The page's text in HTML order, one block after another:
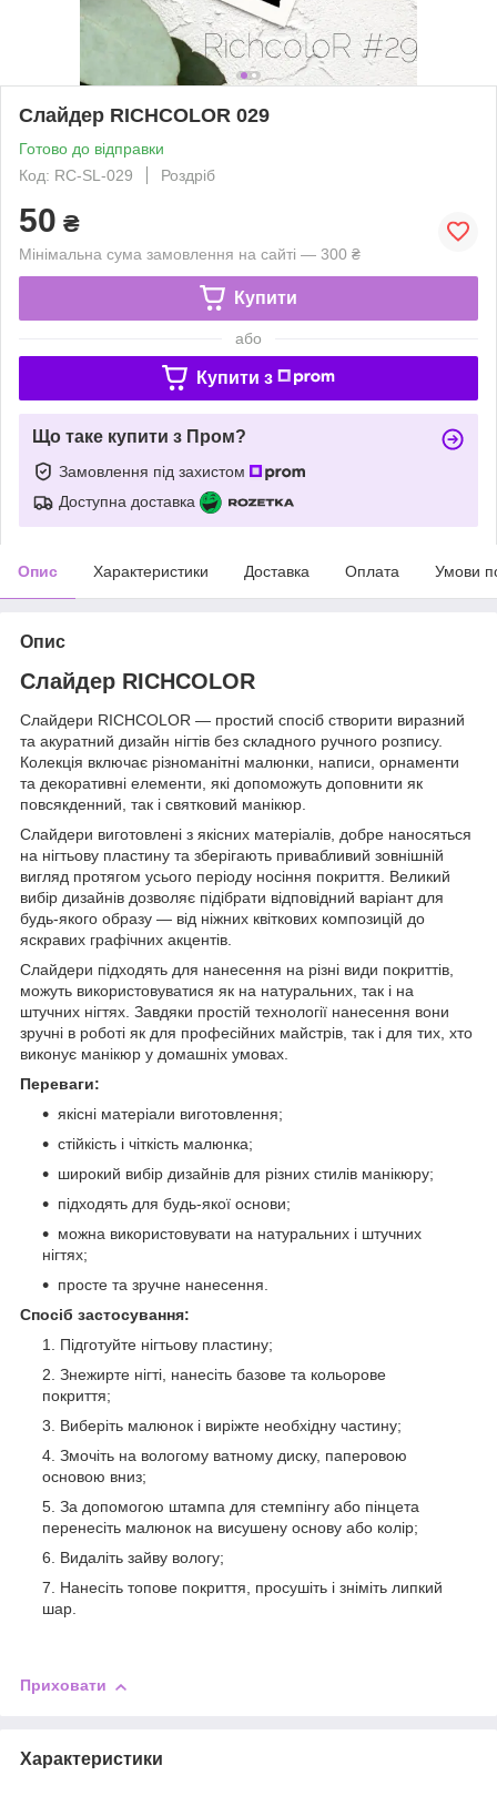
Слайдер RICHCOLOR 029
Готово до відправки
Код: RC-SL-029
Роздріб
50 ₴
Мінімальна сума замовлення на сайті — 300 ₴
Купити
або
Купити з
Що таке купити з Пром?
Замовлення під захистом
Доступна доставка
Опис Характеристики Доставка Оплата Умови
Опис
Слайдер RICHCOLOR
Слайдери RICHCOLOR — простий спосіб створити виразний
та акуратний дизайн нігтів без складного ручного розпису.
Колекція включає різноманітні малюнки, написи, орнаменти
та декоративні елементи, які допоможуть доповнити як
повсякденний, так і святковий манікюр.
Слайдери виготовлені з якісних матеріалів, добре наносяться
на нігтьову пластину та зберігають привабливий зовнішній
вигляд протягом усього періоду носіння покриття. Великий
вибір дизайнів дозволяє підібрати відповідний варіант для
будь-якого образу — від ніжних квіткових композицій до
яскравих графічних акцентів.
Слайдери підходять для нанесення на різні види покриттів,
можуть використовуватися як на натуральних, так і на
штучних нігтях. Завдяки простій технології нанесення вони
зручні в роботі як для професійних майстрів, так і для тих, хто
виконує манікюр у домашніх умовах.
Переваги:
якісні матеріали виготовлення;
стійкість і чіткість малюнка;
широкий вибір дизайнів для різних стилів манікюру;
підходять для будь-якої основи;
можна використовувати на натуральних і штучних
нігтях;
просте та зручне нанесення.
Спосіб застосування:
Підготуйте нігтьову пластину;
Знежирте нігті, нанесіть базове та кольорове
покриття;
Виберіть малюнок і виріжте необхідну частину;
Змочіть на вологому ватному диску, паперовою
основою вниз;
За допомогою штампа для стемпінгу або пінцета
перенесіть малюнок на висушену основу або колір;
Видаліть зайву вологу;
Нанесіть топове покриття, просушіть і зніміть липкий
шар.
Приховати
Характеристики